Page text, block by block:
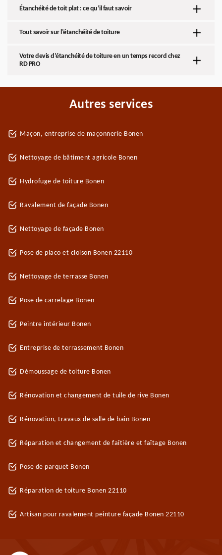
Étanchéité de toit plat : ce qu’il faut savoir
Tout savoir sur l’étanchéité de toiture
Votre devis d’étanchéité de toiture en un temps record chez
RD PRO
Autres services
Maçon, entreprise de maçonnerie Bonen
Nettoyage de bâtiment agricole Bonen
Hydrofuge de toiture Bonen
Ravalement de façade Bonen
Nettoyage de façade Bonen
Pose de placo et cloison Bonen 22110
Nettoyage de terrasse Bonen
Pose de carrelage Bonen
Peintre intérieur Bonen
Entreprise de terrassement Bonen
Démoussage de toiture Bonen
Rénovation et changement de tuile de rive Bonen
Rénovation, travaux de salle de bain Bonen
Réparation et changement de faîtière et faîtage Bonen
Pose de parquet Bonen
Réparation de toiture Bonen 22110
Artisan pour ravalement peinture façade Bonen 22110